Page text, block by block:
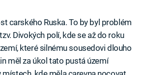
carského Ruska. To by byl problém
Divokých polí, kde se až do roku
které silnému sousedovi dlouho
měl za úkol tato pustá území